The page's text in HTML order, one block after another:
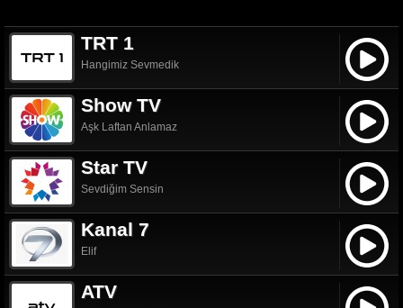
TRT 1
Hangimiz Sevmedik
Show TV
Aşk Laftan Anlamaz
Star TV
Sevdiğim Sensin
Kanal 7
Elif
ATV